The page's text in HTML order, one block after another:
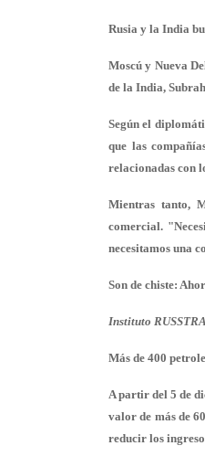
Rusia y la India
Moscú y Nueva
de la India,
Según el
que las
relacionadas con
Mientras tanto,
comercial.
necesitamos una
Son de chiste:
Instituto
Más de 400
A partir del 5 de
valor de más de
reducir los